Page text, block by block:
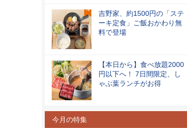
吉野家、約1500円の「ステ
ーキ定食」ご飯おかわり無
料で登場
【本日から】食べ放題2000
円以下へ！ 7日間限定、し
ゃぶ葉ランチがお得
今月の特集